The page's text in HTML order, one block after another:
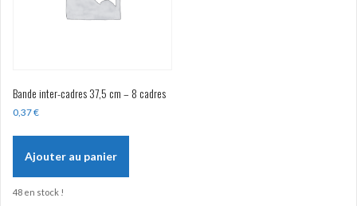
Bande inter-cadres 37,5 cm – 8 cadres
0,37€
Ajouter au panier
48 en stock !